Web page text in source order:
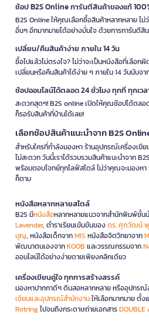
ช้อป B2S Online การันตีสินค้าของแท้
B2S Online ให้คุณเลือกซื้อสินค้าหลากหลาย ไม่
อื่นๆ อีกมากมายได้อย่างมั่นใจ ด้วยการการันตี
เปลี่ยน/คืนสินค้าง่าย ภายใน 14 วัน
ซื้อไปแล้วไม่ตรงใจ? ไม่ว่าจะเป็นหนังสือที่เลือ
เปลี่ยนหรือคืนสินค้าได้ง่าย ๆ ภายใน 14 วันนับจ
ช้อปออนไลน์ได้ตลอด 24 ชั่วโมง ทุกที่ ทุกเวล
สะดวกสุดๆ! B2S online เปิดให้คุณช้อปได้ตล
ก็รอรับสินค้าที่บ้านได้เลย!
เลือกช้อปสินค้าแนะนำจาก B2S
สำหรับใครที่กำลังมองหา ร้านอุปกรณ์เครื่องเขี
ไม่สะดวก วันนี้เราได้รวบรวมสินค้าแนะนำจาก
พร้อมตอบโจทย์ทุกไลฟ์สไตล์ ไม่ว่าคุณจะมองห
ก็ตาม
หนังสือหลากหลายสไตล์
B2S มีหนังสือหลากหลายแนวจากสำนักพิมพ์ชั้น
Lavender, ตำราเรียนเข้มข้นของดร. ศุภวัฒน์
บุญ, หนังสือเด็กจากMIS หนังสือจิตวิทยาจาก
พัฒนาตนเองจากKOOB และวรรณกรรมจาก
ออนไลน์ได้อย่างง่ายดายเพียงคลิกเดียว
เครื่องเขียนคู่ใจ ทุกการสร้างสรรค์
มองหาปากกาดีๆ ดินสอหลากหลาย หรืออุปกรณ์
เขียนและอุปกรณ์สำนักงานให้เลือกมากมาย ตั้
Rotringไปจนถึงกระดาษถ่ายเอกสารDOUBLE